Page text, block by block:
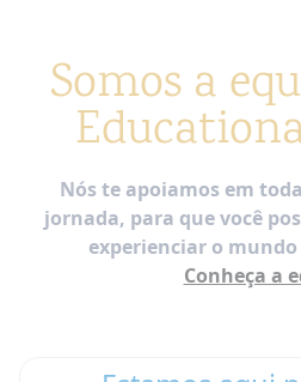
Somos a
Nós te apoiamos em
jornada, para que você
experienciar o
Conheça a